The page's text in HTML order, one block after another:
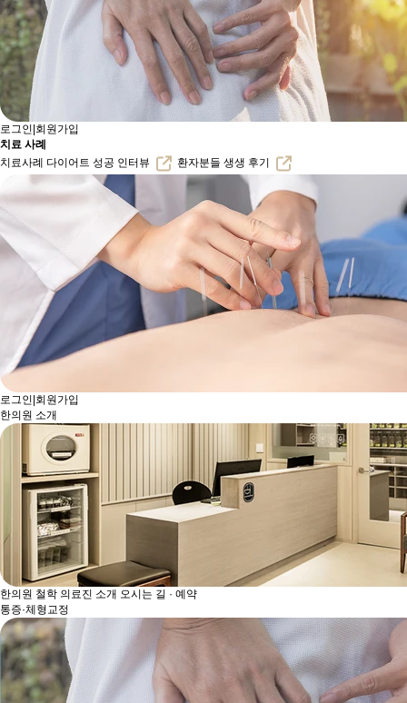
로그인 회원가입
치료 사례
치료사례 다이어트 성공 인터뷰 환자분들 생생 후기
로그인 회원가입
한의원 소개
한의원 철학 의료진 소개 오시는 길 · 예약
통증·체형교정